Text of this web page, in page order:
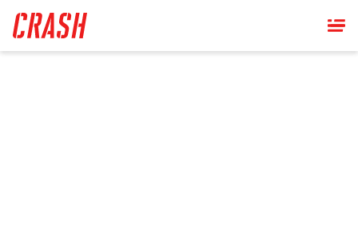
main
content